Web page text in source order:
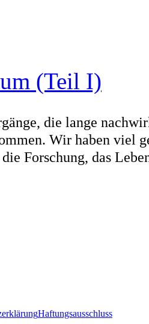
(Teil I)
die lange
Wir haben viel
Forschung, das
Haftungsausschluss